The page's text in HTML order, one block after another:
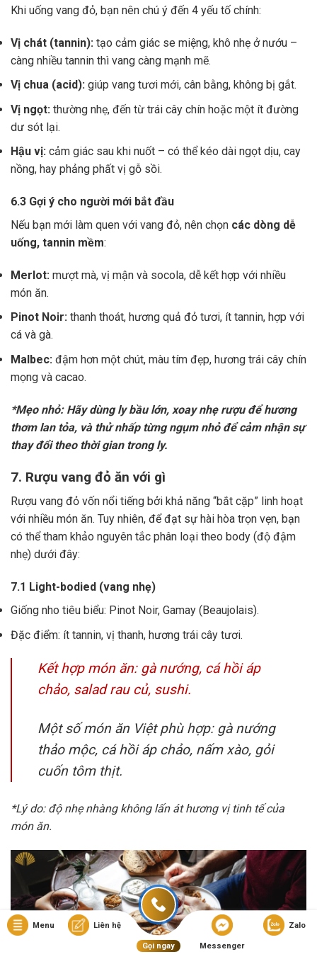
Khi uống vang đỏ, bạn nên chú ý đến 4 yếu tố chính:
Vị chát (tannin): tạo cảm giác se miệng, khô nhẹ ở nướu –
càng nhiều tannin thì vang càng mạnh mẽ.
Vị chua (acid): giúp vang tươi mới, cân bằng, không bị gắt.
Vị ngọt: thường nhẹ, đến từ trái cây chín hoặc một ít đường
dư sót lại.
Hậu vị: cảm giác sau khi nuốt – có thể kéo dài ngọt dịu, cay
nồng, hay phảng phất vị gỗ sồi.
6.3 Gợi ý cho người mới bắt đầu
Nếu bạn mới làm quen với vang đỏ, nên chọn các dòng dễ
uống, tannin mềm:
Merlot: mượt mà, vị mận và socola, dễ kết hợp với nhiều
món ăn.
Pinot Noir: thanh thoát, hương quả đỏ tươi, ít tannin, hợp với
cá và gà.
Malbec: đậm hơn một chút, màu tím đẹp, hương trái cây chín
mọng và cacao.
*Mẹo nhỏ: Hãy dùng ly bầu lớn, xoay nhẹ rượu để hương
thơm lan tỏa, và thử nhấp từng ngụm nhỏ để cảm nhận sự
thay đổi theo thời gian trong ly.
7. Rượu vang đỏ ăn với gì
Rượu vang đỏ vốn nổi tiếng bởi khả năng “bắt cặp” linh hoạt
với nhiều món ăn. Tuy nhiên, để đạt sự hài hòa trọn vẹn, bạn
có thể tham khảo nguyên tắc phân loại theo body (độ đậm
nhẹ) dưới đây:
7.1 Light-bodied (vang nhẹ)
Giống nho tiêu biểu: Pinot Noir, Gamay (Beaujolais).
Đặc điểm: ít tannin, vị thanh, hương trái cây tươi.
Kết hợp món ăn: gà nướng, cá hồi áp
chảo, salad rau củ, sushi.
Một số món ăn Việt phù hợp: gà nướng
thảo mộc, cá hồi áp chảo, nấm xào, gỏi
cuốn tôm thịt.
*Lý do: độ nhẹ nhàng không lấn át hương vị tinh tế của
món ăn.
Menu Liên hệ
Gọi ngay Messenger
Zalo